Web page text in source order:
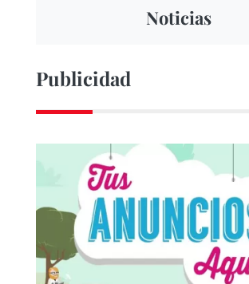
Noticias
Publicidad